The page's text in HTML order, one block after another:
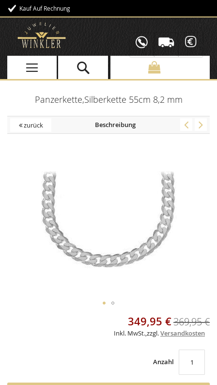
Kauf Auf Rechnung
Direkt
Inhalt
Panzerkette,Silberkette 55cm 8,2 mm
zurück Beschreibung
Sonderangebot
349,95 €369,95 €
Inkl. MwSt.,zzgl.Versandkosten
Anzahl